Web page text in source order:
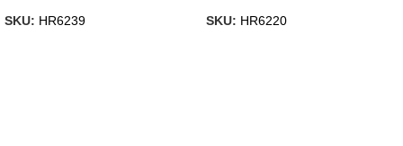
Στριφτάρι & Becket
SKU: HR6239
με Στριφτάρι
SKU: HR6220